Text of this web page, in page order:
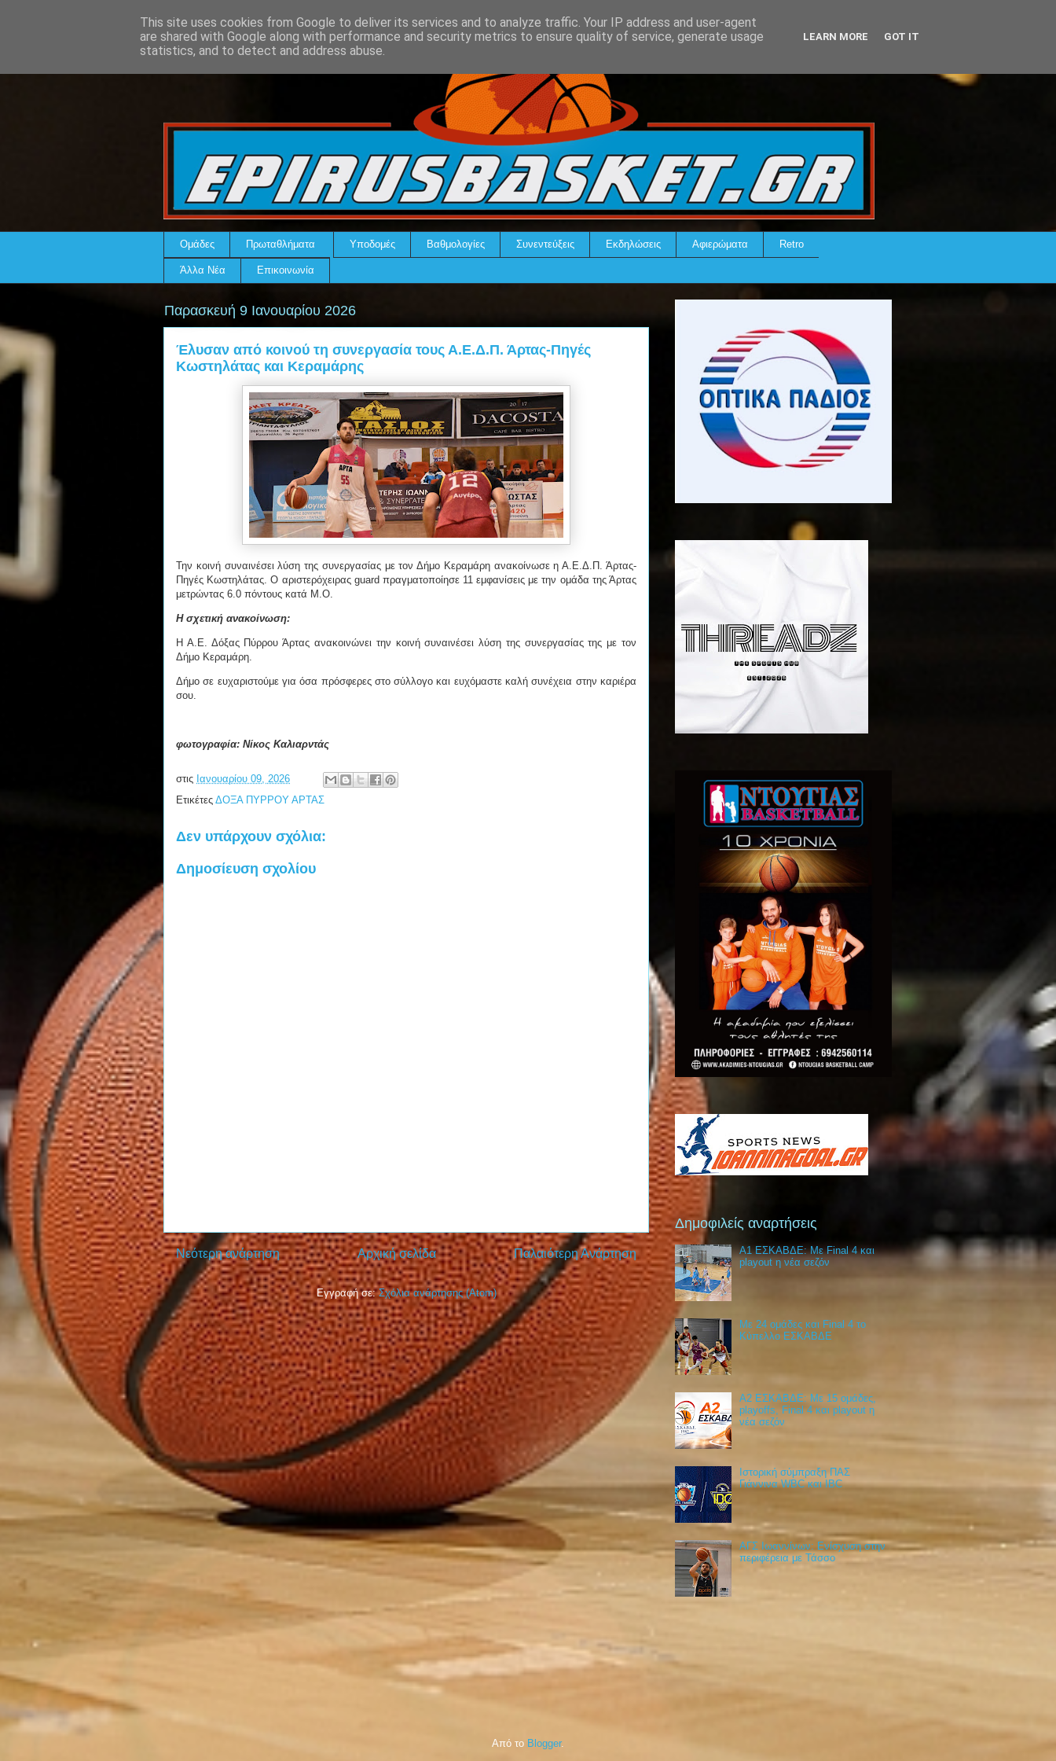
Ομάδες Πρωταθλήματα Υποδομές Βαθμολογίες Συνεντεύξεις Εκδηλώσεις Αφιερώματα Retro
Άλλα Νέα Επικοινωνία
Παρασκευή 9 Ιανουαρίου 2026
Έλυσαν από κοινού τη συνεργασία τους Α.Ε.Δ.Π. Άρτας-Πηγές
Κωστηλάτας και Κεραμάρης
Την κοινή συναινέσει λύση της συνεργασίας με τον Δήμο Κεραμάρη ανακοίνωσε η Α.Ε.Δ.Π. Άρτας-
Πηγές Κωστηλάτας. Ο αριστερόχειρας guard πραγματοποίησε 11 εμφανίσεις με την ομάδα της Άρτας
μετρώντας 6.0 πόντους κατά Μ.Ο.
Η σχετική ανακοίνωση:
Η Α.Ε. Δόξας Πύρρου Άρτας ανακοινώνει την κοινή συναινέσει λύση της συνεργασίας της με τον
Δήμο Κεραμάρη.
Δήμο σε ευχαριστούμε για όσα πρόσφερες στο σύλλογο και ευχόμαστε καλή συνέχεια στην καριέρα
σου.
φωτογραφία: Νίκος Καλιαρντάς
στις Ιανουαρίου 09, 2026
Ετικέτες ΔΟΞΑ ΠΥΡΡΟΥ ΑΡΤΑΣ
Δεν υπάρχουν σχόλια:
Δημοσίευση σχολίου
Νεότερη ανάρτηση Παλαιότερη Ανάρτηση
Αρχική σελίδα
Εγγραφή σε:Σχόλια ανάρτησης (Atom)
Δημοφιλείς αναρτήσεις
Α1 ΕΣΚΑΒΔΕ: Με Final 4 και
playout η νέα σεζόν
Με 24 ομάδες και Final 4 το
Κύπελλο ΕΣΚΑΒΔΕ
Α2 ΕΣΚΑΒΔΕ: Με 15 ομάδες,
playoffs, Final 4 και playout η
νέα σεζόν
Ιστορική σύμπραξη ΠΑΣ
Γιάννινα WBC και IBC
ΑΓΣ Ιωαννίνων: Ενίσχυση στην
περιφέρεια με Τάσσο
Από το Blogger.
This site uses cookies from Google to deliver its services and to analyze traffic. Your IP address and user-agent
are shared with Google along with performance and security metrics to ensure quality of service, generate usage
statistics, and to detect and address abuse.
LEARN MORE GOT IT